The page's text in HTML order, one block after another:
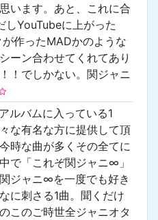
います。あと、これに合
しYouTubeに上がった
作ったMADかのような
ーン合わせてくれてあり
！でしかない。関ジャニ
ルバムに入っている1
な有名な方に提供して頂
時な曲が多くその全てに
で「これぞ関ジャニ∞」
ジャニ∞を一度でも好き
に刺さる1曲。聞くだけ
このご時世全ジャニオタ